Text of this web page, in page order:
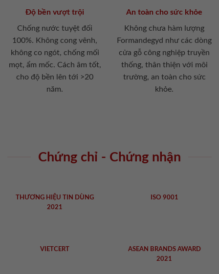
Độ bền vượt trội
Chống nước tuyệt đối
100%. Không cong vênh,
không co ngót, chống mối
mọt, ẩm mốc. Cách âm tốt,
cho độ bền lên tới >20
năm.
An toàn cho sức khỏe
Không chưa hàm lượng
Formandegyd như các dòng
cửa gỗ công nghiệp truyền
thống, thân thiện với môi
trường, an toàn cho sức
khỏe.
Chứng chỉ - Chứng nhận
THƯƠNG HIỆU TIN DÙNG
2021
ISO 9001
VIETCERT
ASEAN BRANDS AWARD
2021